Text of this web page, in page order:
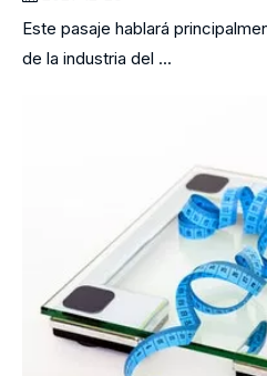
Este pasaje hablará
de la industria del ...